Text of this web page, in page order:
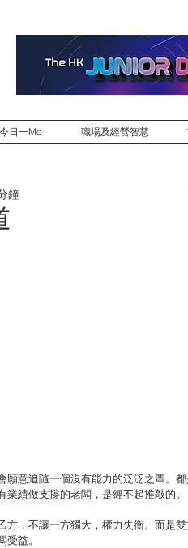
今日一Mo 職場及經營智慧
鐘
願意追隨一個沒有能力的泛泛之輩。
績做支撐的老闆，是經不起推敲的。
方，不讓一方獨大，權力失衡。而是
益。